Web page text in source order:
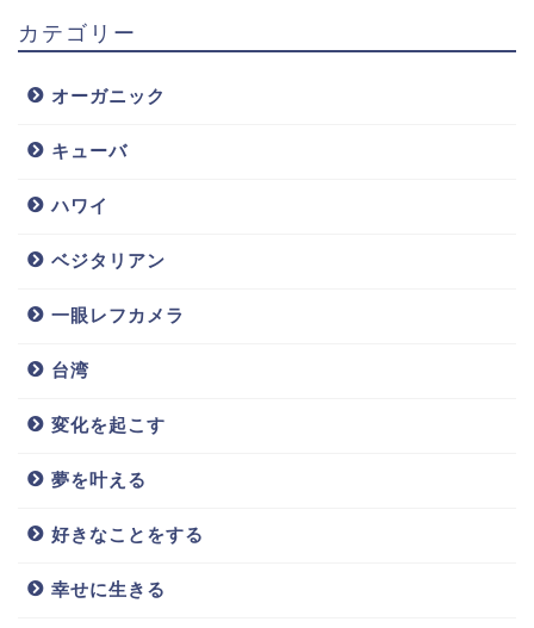
カテゴリー
オーガニック
キューバ
ハワイ
ベジタリアン
一眼レフカメラ
台湾
変化を起こす
夢を叶える
好きなことをする
幸せに生きる